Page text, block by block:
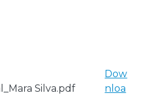
Silva.pdf
Dow
nloa